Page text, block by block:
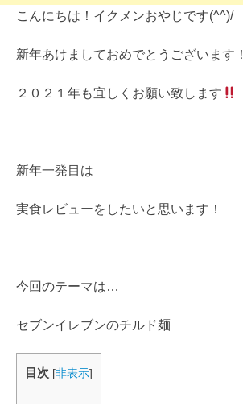
こんにちは！イクメンおやじです(^^)/
新年あけましておめでとうございます！
２０２１年も宜しくお願い致します
新年一発目は
実食レビューをしたいと思います！
今回のテーマは…
セブンイレブンのチルド麺
目次 [非表示]